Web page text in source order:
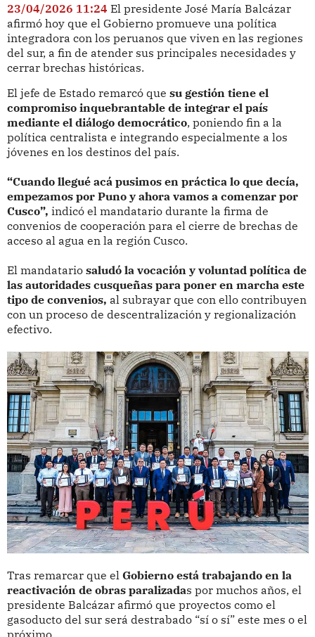
23/04/2026 11:24 El presidente José María Balcázar
afirmó hoy que el Gobierno promueve una política
integradora con los peruanos que viven en las regiones
del sur, a fin de atender sus principales necesidades y
cerrar brechas históricas.
El jefe de Estado remarcó que su gestión tiene el
compromiso inquebrantable de integrar el país
mediante el diálogo democrático, poniendo fin a la
política centralista e integrando especialmente a los
jóvenes en los destinos del país.
“Cuando llegué acá pusimos en práctica lo que decía,
empezamos por Puno y ahora vamos a comenzar por
Cusco”, indicó el mandatario durante la firma de
convenios de cooperación para el cierre de brechas de
acceso al agua en la región Cusco.
El mandatario saludó la vocación y voluntad política de
las autoridades cusqueñas para poner en marcha este
tipo de convenios, al subrayar que con ello contribuyen
con un proceso de descentralización y regionalización
efectivo.
Tras remarcar que el Gobierno está trabajando en la
reactivación de obras paralizadas por muchos años, el
presidente Balcázar afirmó que proyectos como el
gasoducto del sur será destrabado “sí o sí” este mes o el
próximo.